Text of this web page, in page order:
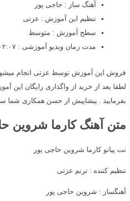
آهنگ ساز : حاجی پور
تنظیم این آموزش : عزتی
سطح آموزش : متوسط
مدت زمان ویدیو آموزشی : ۰۰:۰۲:۰۷
فروش این آموزش توسط عزتی انجام
لطفا بعد از خرید از واگذاری رایگان این
بفرمایید . پیشاپیش از حسن همکاری شما
متن آهنگ کارما شروین
نت پیانو کارما شروین حاجی پور
تنظیم کننده : ترنم عزتی
آهنگساز : شروین حاجی پور